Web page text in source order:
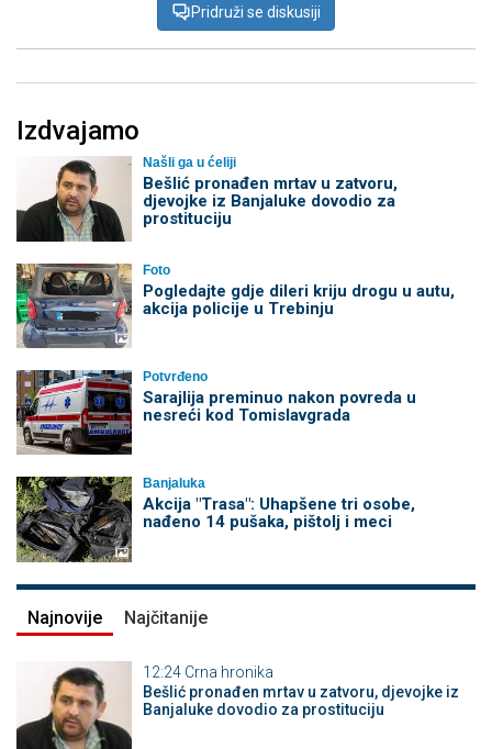
Pridruži se diskusiji
Izdvajamo
Našli ga u ćeliji
Bešlić pronađen mrtav u zatvoru,
djevojke iz Banjaluke dovodio za
prostituciju
Foto
Pogledajte gdje dileri kriju drogu u autu,
akcija policije u Trebinju
Potvrđeno
Sarajlija preminuo nakon povreda u
nesreći kod Tomislavgrada
Banjaluka
Akcija "Trasa": Uhapšene tri osobe,
nađeno 14 pušaka, pištolj i meci
Najnovije Najčitanije
12:24 Crna hronika
Bešlić pronađen mrtav u zatvoru, djevojke iz
Banjaluke dovodio za prostituciju